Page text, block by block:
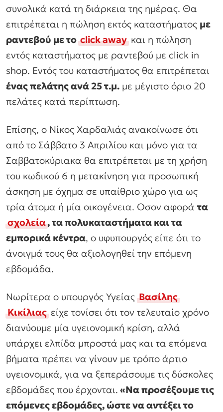
συνολικά κατά τη διάρκεια της ημέρας. Θα
επιτρέπεται η πώληση εκτός καταστήματος με
ραντεβού με τοclick awayκαι η πώληση
εντός καταστήματος με ραντεβού με click in
shop. Εντός του καταστήματος θα επιτρέπεται
ένας πελάτης ανά 25 τ.μ. με μέγιστο όριο 20
πελάτες κατά περίπτωση.
Επίσης, ο Νίκος Χαρδαλιάς ανακοίνωσε ότι
από το Σάββατο 3 Απριλίου και μόνο για τα
Σαββατοκύριακα θα επιτρέπεται με τη χρήση
του κωδικού 6 η μετακίνηση για προσωπική
άσκηση με όχημα σε υπαίθριο χώρο για ως
τρία άτομα ή μία οικογένεια. Οσον αφορά τα
σχολεία, τα πολυκαταστήματα και τα
εμπορικά κέντρα, ο υφυπουργός είπε ότι το
άνοιγμά τους θα αξιολογηθεί την επόμενη
εβδομάδα.
Νωρίτερα ο υπουργός ΥγείαςΒασίλης
Κικίλιαςείχε τονίσει ότι τον τελευταίο χρόνο
διανύουμε μία υγειονομική κρίση, αλλά
υπάρχει ελπίδα μπροστά μας και τα επόμενα
βήματα πρέπει να γίνουν με τρόπο άρτιο
υγειονομικά, για να ξεπεράσουμε τις δύσκολες
εβδομάδες που έρχονται. «Να προσέξουμε τις
επόμενες εβδομάδες, ώστε να αντέξει το